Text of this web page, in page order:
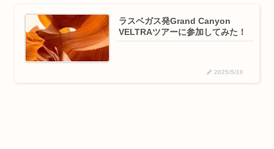
ラスベガス発Grand Canyon
VELTRAツアーに参加してみた！
2025/5/10